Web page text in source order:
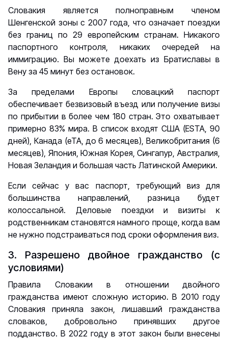
Словакия является полноправным членом
Шенгенской зоны с 2007 года, что означает поездки
без границ по 29 европейским странам. Никакого
паспортного контроля, никаких очередей на
иммиграцию. Вы можете доехать из Братиславы в
Вену за 45 минут без остановок.
За пределами Европы словацкий паспорт
обеспечивает безвизовый въезд или получение визы
по прибытии в более чем 180 стран. Это охватывает
примерно 83% мира. В список входят США (ESTA, 90
дней), Канада (eTA, до 6 месяцев), Великобритания (6
месяцев), Япония, Южная Корея, Сингапур, Австралия,
Новая Зеландия и большая часть Латинской Америки.
Если сейчас у вас паспорт, требующий виз для
большинства направлений, разница будет
колоссальной. Деловые поездки и визиты к
родственникам становятся намного проще, когда вам
не нужно подстраиваться под сроки оформления виз.
3. Разрешено двойное гражданство (с
условиями)
Правила Словакии в отношении двойного
гражданства имеют сложную историю. В 2010 году
Словакия приняла закон, лишавший гражданства
словаков, добровольно принявших другое
подданство. В 2022 году в этот закон были внесены